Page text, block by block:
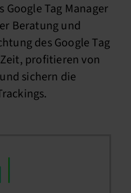
Tag Manager
Beratung und
des Google Tag
profitieren von
sichern die